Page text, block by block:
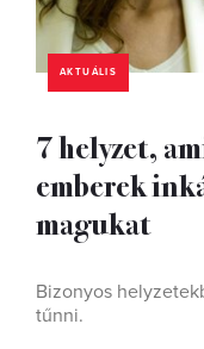
AKTUÁLIS
7 helyzet,
emberek
magukat
Bizonyos
tűnni.